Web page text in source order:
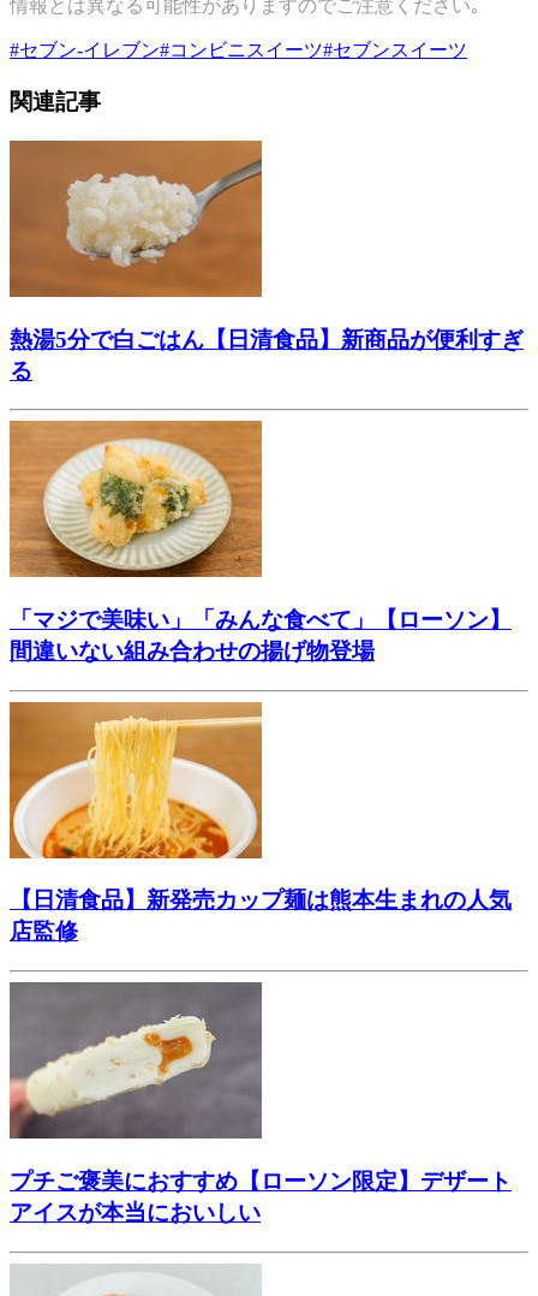
情報とは異なる可能性がありますのでご注意ください｡
#セブン-イレブン#コンビニスイーツ#セブンスイーツ
関連記事
熱湯5分で白ごはん【日清食品】新商品が便利すぎ
る
「マジで美味い」「みんな食べて」【ローソン】
間違いない組み合わせの揚げ物登場
【日清食品】新発売カップ麺は熊本生まれの人気
店監修
プチご褒美におすすめ【ローソン限定】デザート
アイスが本当においしい